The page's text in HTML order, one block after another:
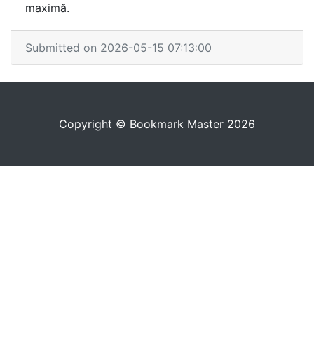
maximă.
Submitted on 2026-05-15 07:13:00
Copyright © Bookmark Master 2026